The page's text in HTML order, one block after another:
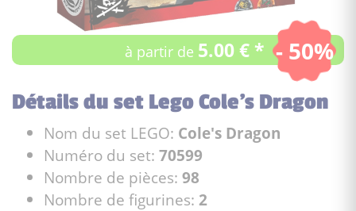
à partir de 5.00 € * - 50%
Détails du set Lego Cole's Dragon
Nom du set LEGO: Cole's Dragon
Numéro du set: 70599
Nombre de pièces: 98
Nombre de figurines: 2